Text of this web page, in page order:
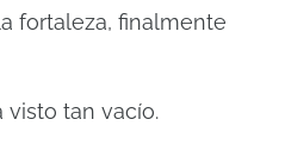
fortaleza, finalmente
visto tan vacío.